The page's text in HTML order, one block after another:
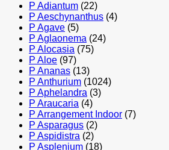
P Adiantum (22)
P Aeschynanthus (4)
P Agave (5)
P Aglaonema (24)
P Alocasia (75)
P Aloe (97)
P Ananas (13)
P Anthurium (1024)
P Aphelandra (3)
P Araucaria (4)
P Arrangement Indoor (7)
P Asparagus (2)
P Aspidistra (2)
P Asplenium (18)